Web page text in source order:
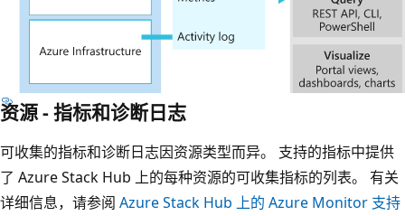
资源 - 指标和诊断日志
可收集的指标和诊断日志因资源类型而异。 支持的指标中提供
了 Azure Stack Hub 上的每种资源的可收集指标的列表。 有关
详细信息，请参阅 Azure Stack Hub 上的 Azure Monitor 支持